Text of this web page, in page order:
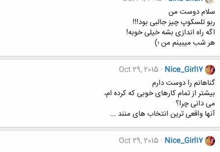
سلام دوست من
ربو تلسکوپ چیز جالبی بود!!!
اگه راه اندازی بشه خیلی خوبه!
هر شب میبینم من ؛)
Nice_Girl17
Oct 29, 2015
گناهانم را دوست دارم
بیشتر از تمام کارهای خوبی که کرده ام،
می دانی چرا؟
آنها واقعی ترین انتخاب های منند ...
Nice_Girl17
Oct 29, 2015